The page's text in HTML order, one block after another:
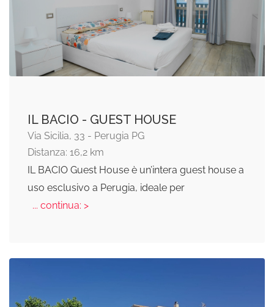
IL BACIO - GUEST HOUSE
Via Sicilia, 33 - Perugia PG
Distanza: 16,2 km
IL BACIO Guest House è un’intera guest house a
uso esclusivo a Perugia, ideale per
... continua: >